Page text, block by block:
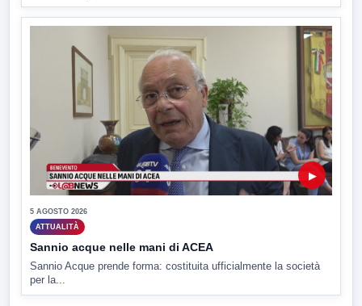
▶
5 AGOSTO 2026
ATTUALITÀ
Sannio acque nelle mani di ACEA
Sannio Acque prende forma: costituita ufficialmente la società
per la...